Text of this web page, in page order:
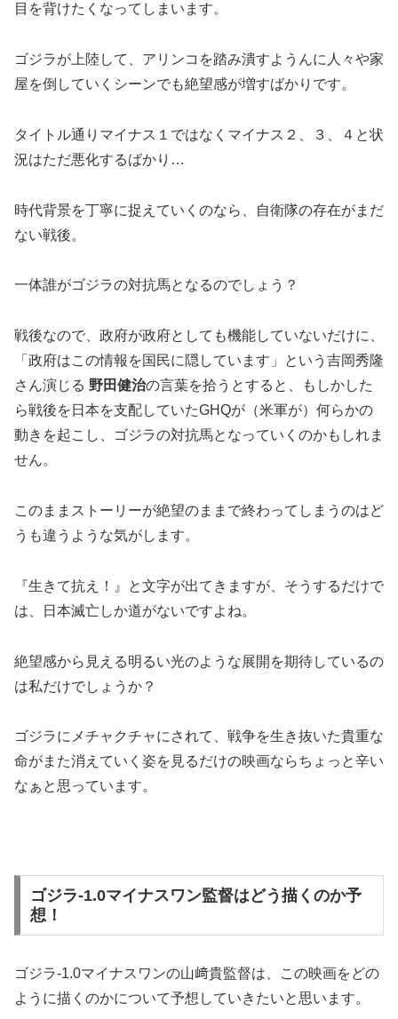
目を背けたくなってしまいます。
ゴジラが上陸して、アリンコを踏み潰すようんに人々や家
屋を倒していくシーンでも絶望感が増すばかりです。
タイトル通りマイナス１ではなくマイナス２、３、４と状
況はただ悪化するばかり…
時代背景を丁寧に捉えていくのなら、自衛隊の存在がまだ
ない戦後。
一体誰がゴジラの対抗馬となるのでしょう？
戦後なので、政府が政府としても機能していないだけに、
「政府はこの情報を国民に隠しています」という吉岡秀隆
さん演じる 野田健治の言葉を拾うとすると、もしかした
ら戦後を日本を支配していたGHQが（米軍が）何らかの
動きを起こし、ゴジラの対抗馬となっていくのかもしれま
せん。
このままストーリーが絶望のままで終わってしまうのはど
うも違うような気がします。
『生きて抗え！』と文字が出てきますが、そうするだけで
は、日本滅亡しか道がないですよね。
絶望感から見える明るい光のような展開を期待しているの
は私だけでしょうか？
ゴジラにメチャクチャにされて、戦争を生き抜いた貴重な
命がまた消えていく姿を見るだけの映画ならちょっと辛い
なぁと思っています。
ゴジラ-1.0マイナスワン監督はどう描くのか予
想！
ゴジラ-1.0マイナスワンの山﨑貴監督は、この映画をどの
ように描くのかについて予想していきたいと思います。